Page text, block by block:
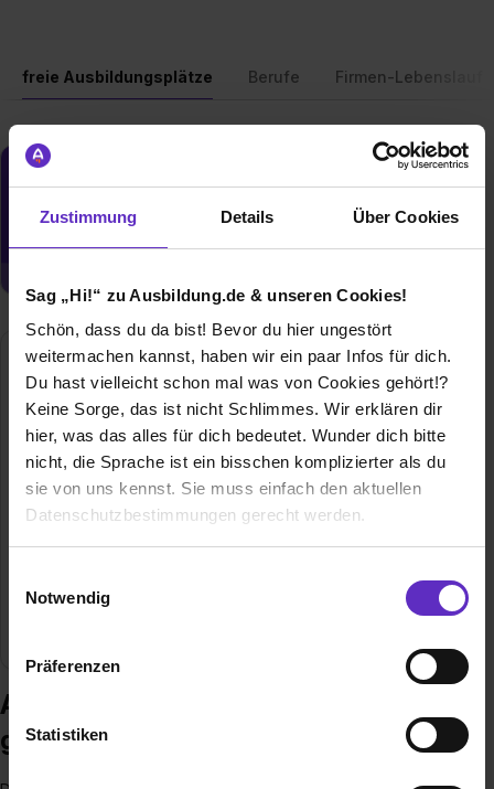
Zustimmung Details Über Cookies
Sag „Hi!“ zu Ausbildung.de & unseren Cookies!
Schön, dass du da bist! Bevor du hier ungestört
weitermachen kannst, haben wir ein paar Infos für dich.
Du hast vielleicht schon mal was von Cookies gehört!?
Keine Sorge, das ist nicht Schlimmes. Wir erklären dir
hier, was das alles für dich bedeutet. Wunder dich bitte
nicht, die Sprache ist ein bisschen komplizierter als du
sie von uns kennst. Sie muss einfach den aktuellen
Datenschutzbestimmungen gerecht werden.
Benutzung der Webseite getroffenen Einstellungen zu
Webseite zu analysieren („Statistiken“), um
Informationen zu deiner Verwendung unserer Website an
Notwendig
Präferenzen
Statistiken
freie Ausbildungsplätze Berufe Firmen-Lebenslauf
Du möchtest neue Stellen automatisch
Heinrich-Haus gGmbH
Alte Schloßstraße 1
56566 Neuwied
02622 892 4600
E-Mail anzeigen
Gründungsjahr
Ausbildung bei Heinrich-Haus
gGmbH